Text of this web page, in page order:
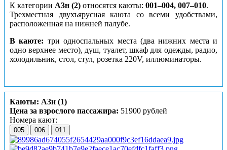
К категории А3н (2) относятся каюты: 001–004, 007–010.
Трехместная двухъярусная каюта со всеми удобствами,
расположенная на нижней палубе.
В каюте: три односпальных места (два нижних места и
одно верхнее место), душ, туалет, шкаф для одежды, радио,
холодильник, стол, стул, розетка 220V, иллюминаторы.
Каюты: А3н (1)
Цена за взрослого пассажира: 51900 рублей
Номера кают:
005 006 011